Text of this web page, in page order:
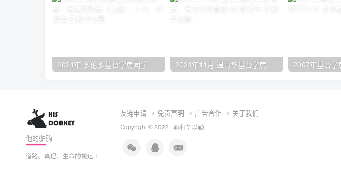
他的驴驹
道路、真理、生命的搬运工
友链申请 免责声明 广告合作 关于我们
Copyright © 2022 · 耶和华以勒